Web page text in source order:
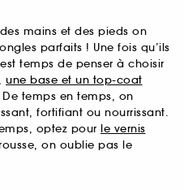
mains et des pieds on
parfaits ! Une fois qu’ils
temps de penser à choisir
une base et un top-coat
temps en temps, on
fortifiant ou nourrissant.
optez pour le vernis
on oublie pas le